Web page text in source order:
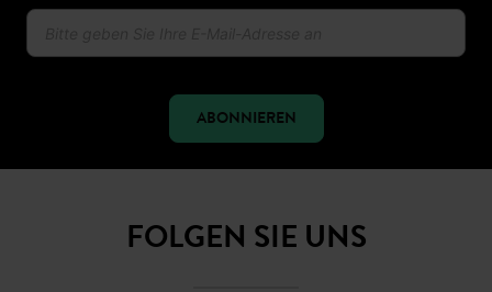
ABONNIEREN
FOLGEN SIE UNS